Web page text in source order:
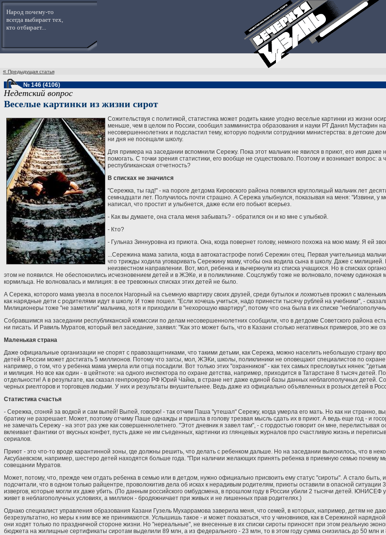
Народ почему-то
всегда выбирает тех,
кто отбирает...
« Предыдущая статья
№ 146 (4106)
Недетский вопрос
Веселые картинки из жизни сирот
Сожительствуя с политикой, статистика может родить какие угодно веселые картинки из жизни
меньше, чем в целом по России, сообщил замминистра образования и науки РТ Данил Мустафин
несовершеннолетних и подсластил тему, которую подняли сотрудники министерства: в детские
ни дня не посещали школу.
Для примера на заседании вспомнили Сережу. Пока этот мальчик не явился в приют, его имя даже
помогать. С точки зрения статистики, его вообще не существовало. Поэтому и возникает вопрос:
республиканская отчетность?
В списках не значился
"Сережка, ты гад!" - на пороге детдома Кировского района появился круглолицый мальчик лет
семнадцати лет. Получилось почти страшно. А Сережа улыбнулся, показывая на меня: "Извини, у
написал, что простит и улыбнется, даже если его побьют всерьез.
- Как вы думаете, она стала меня забывать? - обратился он и ко мне с улыбкой.
- Кто?
- Гульназ Зиннуровна из приюта. Она, когда повернет голову, немного похожа на мою маму. Я ей
...Сережина мама запила, когда в автокатастрофе погиб Сережин отец. Первая учительница
что трижды ходила уговаривать Сережину маму, чтобы она водила сына в школу. Даже с
неизвестном направлении. Вот, мол, ребенка и вычеркнули из списка учащихся. Но в списках
этом не появился. Не обеспокоились исчезновением детей и в ЖЭКе, и в поликлинике. Соцслужбу тоже не волновало, почему одинокая
кормильца. Не волновалась и милиция: в ее тревожных списках этих детей не было.
А Сережа, которого мама увезла в поселок Нагорный на съемную квартиру своих друзей, среди бутылок и лохмотьев прожил с
как нарядные дети с родителями идут в школу. И тоже пошел. "Если хочешь учиться, надо принести тысячу рублей на учебники", -
Милиционеры тоже "не заметили" мальчика, хотя и приходили в "нехорошую квартиру", потому что она была в их списке
Собравшимся на заседании республиканской комиссии по делам несовершеннолетних сообщили, что в детдоме Советского района
ни писать. И Равиль Муратов, который вел заседание, заявил: "Как это может быть, что в Казани столько негативных примеров, это же
Маленькая страна
Даже официальные организации не спорят с правозащитниками, что такими детьми, как Сережа, можно населить небольшую страну
детей в России может достигать 5 миллионов. Потому что загсы, мол, ЖЭКи, школы, поликлиники не оповещают специалистов по
например, о том, что у ребенка мама умерла или отца посадили. Вот только этих "охранников" - как тех самых пресловутых нянек:
и милиция. Но все как один - в цейтноте: на одного инспектора по охране детства, например, приходится в Татарстане 8 тысяч детей.
отдельности! А в результате, как сказал генпрокурор РФ Юрий Чайка, в стране нет даже единой базы данных неблагополучных детей.
черных риелторов и торговцев людьми. У них и результаты внушительнее. Ведь даже из официально объявленных в розыск детей в
Статистика счастья
- Сережка, сгоняй за водкой и сам выпей! Выпей, говорю! - так отчим Паша "утешал" Сережу, когда умерла его мать. Но как ни странно,
братику не разрешает. Может, поэтому отчиму Паше однажды и пришла в голову трезвая мысль сдать их в приют. А ведь еще год - и
не замечать Сережу - на этот раз уже как совершеннолетнего. "Этот дневник я завел там", - с гордостью говорит он мне, перелистывая
вклеивает фантики от вкусных конфет, пусть даже не им съеденных, картинки из глянцевых журналов про счастливую жизнь и
сериалов.
Приют - это что-то вроде карантинной зоны, где должны решить, что делать с ребенком дальше. Но на заседании выяснилось, что в
Аксубаевском, например, шестеро детей находятся больше года. "При наличии желающих принять ребенка в приемную семью почему
совещании Муратов.
Может, потому, что, прежде чем отдать ребенка в семью или в детдом, нужно официально присвоить ему статус "сироты". А стало быть,
подсчитали, что в одном только райцентре, проволокитив дела об исках к нерадивым родителям, приюты оставили в опасной ситуации
извергов, которые могли их даже убить. (По данным российского омбудсмена, в прошлом году в России убили 2 тысячи детей. ЮНИСЕФ
живет в неблагополучных условиях, а миллион - бродяжничает при живых и не лишенных прав родителях.)
Однако специалист управления образования Казани Гузель Мухаррамова заверила меня, что семей, в которых, например, детям не
безрезультатно, но меры к ним все же принимаются. Услышишь такое - и может показаться, что у чиновников, как в Сережиной нарядной
они ходят только по праздничной стороне жизни. Но "нереальные", не внесенные в их списки сироты приносят при этом реальную
бюджета на жилищные сертификаты сиротам выделили 89 млн, а из федерального - 23 млн, то в этом году сумма снизилась до 50 млн и